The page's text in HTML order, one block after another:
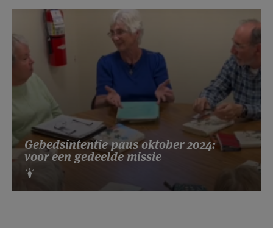
Gebedsintentie paus oktober 2024:
voor een gedeelde missie